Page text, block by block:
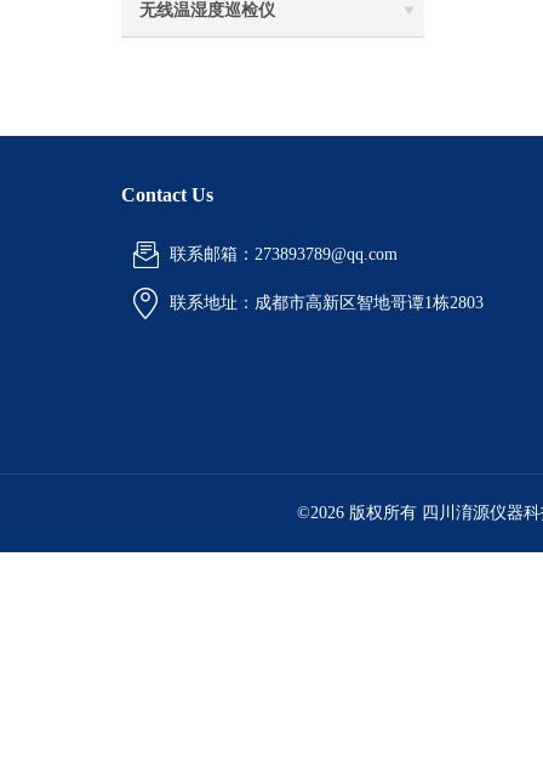
无线温湿度巡检仪
Contact Us
联系邮箱：273893789@qq.com
联系地址： 成都市高新区智地哥谭1栋2803
©2026 版权所有 四川淯源仪器